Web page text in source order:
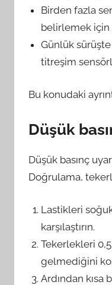
Birden fazla
belirlemek için
Günlük sürüşte
titreşim
Bu konudaki
Düşük
Düşük basınç
Doğrulama,
Lastikleri
karşılaştırın.
Tekerlekleri
gelmediğini
Ardından